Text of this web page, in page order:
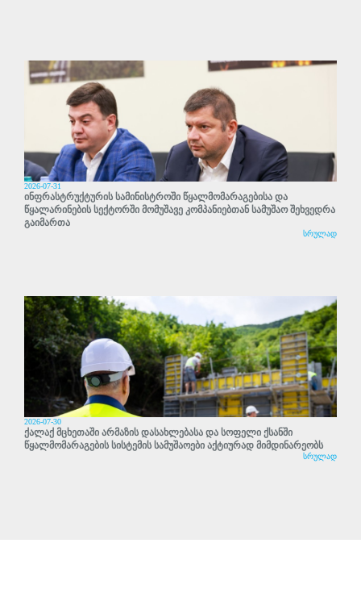
2026-07-31
ინფრასტრუქტურის სამინისტროში წყალმომარაგებისა და
წყალარინების სექტორში მომუშავე კომპანიებთან სამუშაო შეხვედრა
გაიმართა
სრულად
2026-07-30
ქალაქ მცხეთაში არმაზის დასახლებასა და სოფელი ქსანში
წყალმომარაგების სისტემის სამუშაოები აქტიურად მიმდინარეობს
სრულად